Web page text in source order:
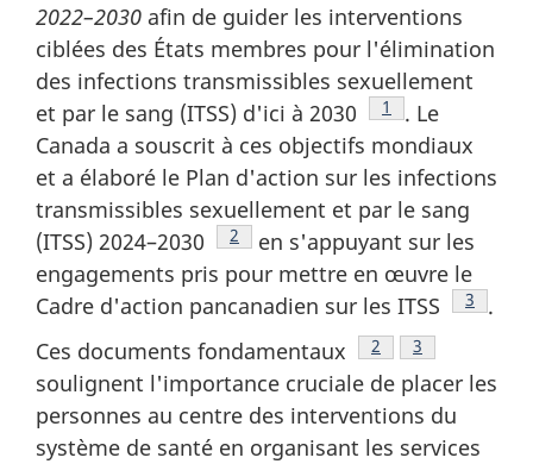
2022–2030 afin de guider les interventions
ciblées des États membres pour l'élimination
des infections transmissibles sexuellement
et par le sang (ITSS) d'ici à 2030
Note de bas de
1
. Le
Canada a souscrit à ces objectifs mondiaux
et a élaboré le Plan d'action sur les infections
transmissibles sexuellement et par le sang
(ITSS) 2024–2030
Note de bas de page
2
en s'appuyant sur les
engagements pris pour mettre en œuvre le
Cadre d'action pancanadien sur les ITSS
Note de
3
.
Ces documents fondamentaux
Note de bas de
2 Note de bas
3
soulignent l'importance cruciale de placer les
personnes au centre des interventions du
système de santé en organisant les services